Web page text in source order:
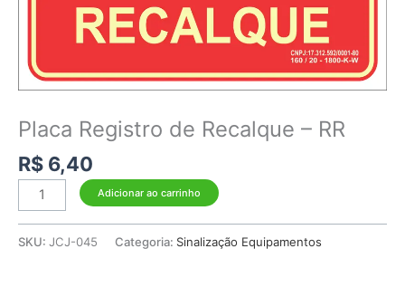
Placa Registro de Recalque – RR
R$ 6,40
Adicionar ao carrinho
SKU: JCJ-045 Categoria: Sinalização Equipamentos